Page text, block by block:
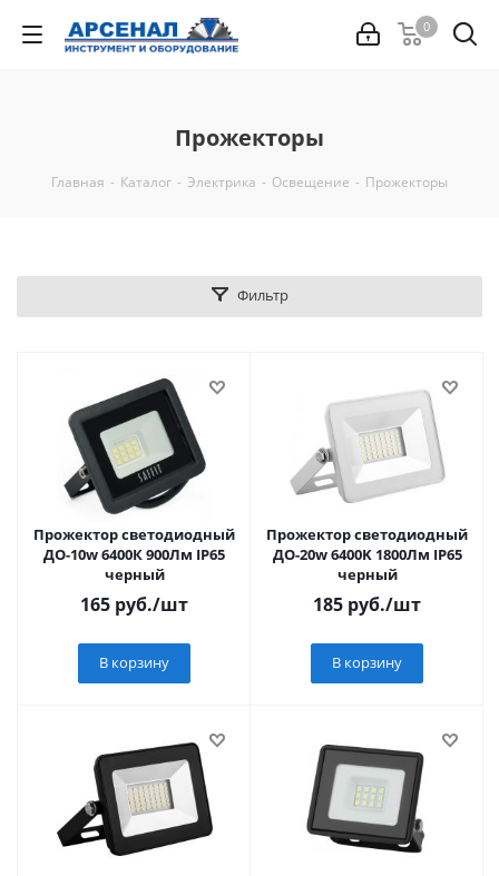
0
Прожекторы
Главная - Каталог - Электрика - Освещение - Прожекторы
Фильтр
Прожектор светодиодный
ДО-10w 6400К 900Лм IP65
черный
165 руб./шт
В корзину
Прожектор светодиодный
ДО-20w 6400K 1800Лм IP65
черный
185 руб./шт
В корзину